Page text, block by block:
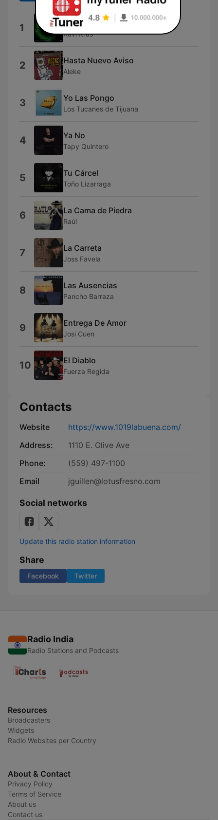
1 Dosis
Xavi Kras
2 Hasta Nuevo Aviso
Aleke
3 Yo Las Pongo
Los Tucanes de Tijuana
4 Ya No
Tapy Quintero
5 Tu Cárcel
Toño Lizarraga
6 La Cama de Piedra
Raúl
7 La Carreta
Joss Favela
8 Las Ausencias
Pancho Barraza
9 Entrega De Amor
Josi Cuen
10 El Diablo
Fuerza Regida
Contacts
Website
https://www.1019labuena.com/
Address:
1110 E. Olive Ave
Phone:
(559) 497-1100
Email
jguillen@lotusfresno.com
Social networks
Update this radio station information
Share
Facebook Twitter
Radio India
Radio Stations and Podcasts
Resources
Broadcasters
Widgets
Radio Websites per Country
About & Contact
Privacy Policy
Terms of Service
About us
Contact us